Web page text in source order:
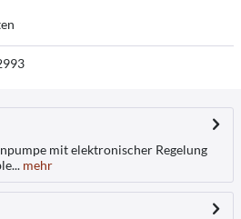
mit elektronischer Regelung
mehr